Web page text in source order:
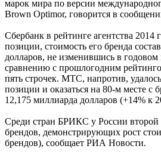
марок мира по версии
Brown Optimor, говорится в
Сбербанк в рейтинге агентства 2014
позиции, стоимость его бренда
долларов, не изменившись в
сравнению с прошлогодним
пять строчек. МТС, напротив,
позиции и оказаться на 80-м месте с
12,175 миллиарда долларов (+14% к
Среди стран БРИКС у России второй
брендов, демонстрирующих рост
брендов), сообщает РИА Новости.